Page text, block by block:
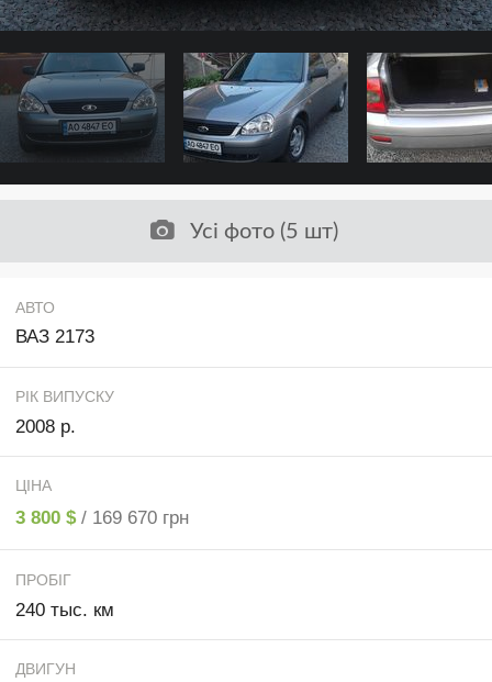
Усі фото (5 шт)
АВТО
ВАЗ 2173
РІК ВИПУСКУ
2008 р.
ЦІНА
3 800 $ / 169 670 грн
ПРОБІГ
240 тыс. км
ДВИГУН